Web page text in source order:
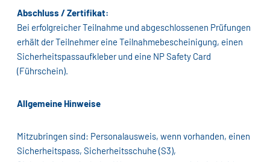
Abschluss / Zertifikat:
Bei erfolgreicher Teilnahme und abgeschlossenen Prüfungen
erhält der Teilnehmer eine Teilnahmebescheinigung, einen
Sicherheitspassaufkleber und eine NP Safety Card
(Führschein).
Allgemeine Hinweise
Mitzubringen sind: Personalausweis, wenn vorhanden, einen
Sicherheitspass, Sicherheitsschuhe (S3),